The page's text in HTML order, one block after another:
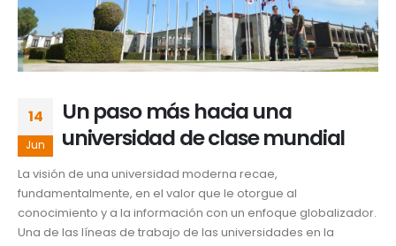
14
Jun
Un paso más hacia una
universidad de clase mundial
La visión de una universidad moderna recae,
fundamentalmente, en el valor que le otorgue al
conocimiento y a la información con un enfoque globalizador.
Una de las líneas de trabajo de las universidades en la